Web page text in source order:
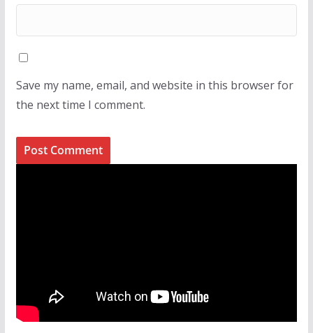
Save my name, email, and website in this browser for
the next time I comment.